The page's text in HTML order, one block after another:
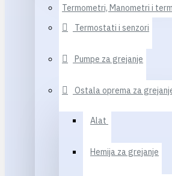
Termometri, Manometri i
Termostati i senzori
Pumpe za grejanje
Ostala oprema za
Alat
Hemija za grejanje